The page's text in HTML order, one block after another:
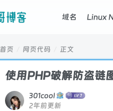
域名 Linux
首页 网页代码 正文
使用PHP破解防盗链
301cool
2年前更新